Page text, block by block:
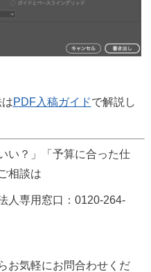
PDF入稿ガイドで解説し
い？」「予算に合った仕
相談は
人専用窓口：0120-264-
お気軽にお問合わせくだ